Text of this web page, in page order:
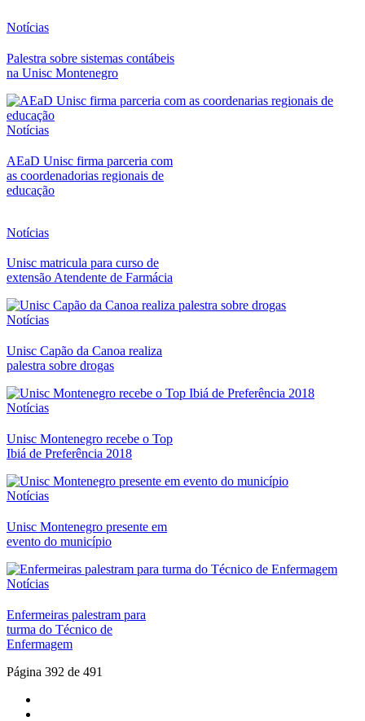
Notícias
Palestra sobre sistemas contábeis
na Unisc Montenegro
Notícias
AEaD Unisc firma parceria com
as coordenadorias regionais de
educação
Notícias
Unisc matricula para curso de
extensão Atendente de Farmácia
Notícias
Unisc Capão da Canoa realiza
palestra sobre drogas
Notícias
Unisc Montenegro recebe o Top
Ibiá de Preferência 2018
Notícias
Unisc Montenegro presente em
evento do município
Notícias
Enfermeiras palestram para
turma do Técnico de
Enfermagem
Página 392 de 491